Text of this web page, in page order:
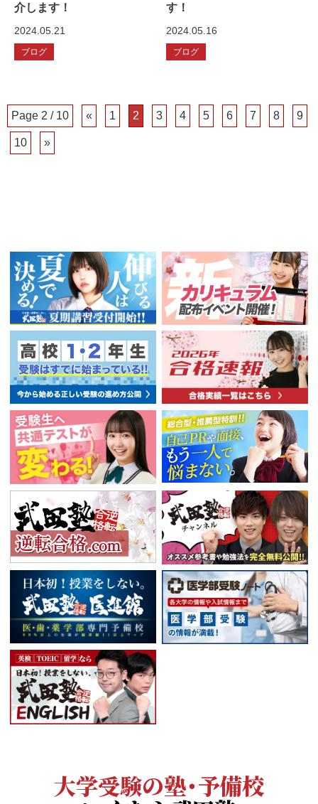
介します！
2024.05.21
ブログ
す！
2024.05.16
ブログ
Page 2 / 10 « 1 2 3 4 5 6 7 8 9
10 »
大学受験の塾・予備校